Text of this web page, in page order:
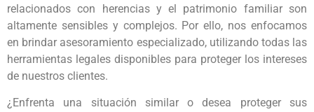
relacionados con herencias y el patrimonio familiar son
altamente sensibles y complejos. Por ello, nos enfocamos
en brindar asesoramiento especializado, utilizando todas las
herramientas legales disponibles para proteger los intereses
de nuestros clientes.
¿Enfrenta una situación similar o desea proteger sus